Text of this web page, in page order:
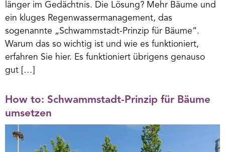
länger im Gedächtnis. Die Lösung? Mehr Bäume und
ein kluges Regenwassermanagement, das
sogenannte „Schwammstadt-Prinzip für Bäume“.
Warum das so wichtig ist und wie es funktioniert,
erfahren Sie hier. Es funktioniert übrigens genauso
gut […]
How to: Schwammstadt-Prinzip für Bäume
umsetzen